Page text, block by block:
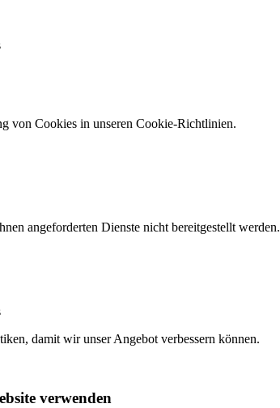
von Cookies in unseren Cookie-Richtlinien.
angeforderten Dienste nicht bereitgestellt werden.
damit wir unser Angebot verbessern können.
verwenden